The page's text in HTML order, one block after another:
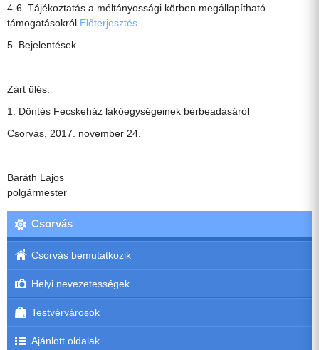
4-6. Tájékoztatás a méltányossági körben megállapítható
támogatásokról Előterjesztés
5. Bejelentések.
Zárt ülés:
1. Döntés Fecskeház lakóegységeinek bérbeadásáról
Csorvás, 2017. november 24.
Baráth Lajos
polgármester
Csorvás
Csorvás bemutatkozik
Helyi nevezetességek
Testvérvárosok
Ajánlott oldalak